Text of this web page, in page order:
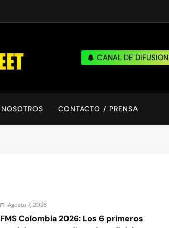
CANAL DE DIFUSION
NOSOTROS CONTACTO / PRENSA
Agosto 7, 2026
FMS Colombia 2026: Los 6 primeros